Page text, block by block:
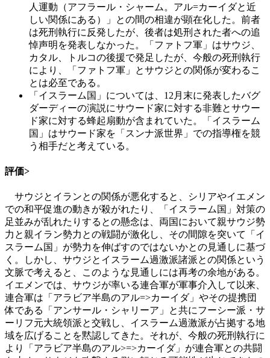
人運動（アフラール・シャーム。アル=カーイダと近
しい関係にある）」との間の相違が顕在化した。前者
は死刑執行に反発したが、後者は処刑された者への追
悼声明を発表しなかった。「ファトフ軍」はサウジ、
カタル、トルコの後援で発足したが、今般の死刑執行
により、「ファトフ軍」とサウジとの関係が変わるこ
とは必至である。
「イスラーム国」については、12月末に発表したバグ
ダーディーの演説にサウード家に対する非難とサウー
ド家に対する蜂起扇動が含まれていた。「イスラーム
国」はサウード家を「スンナ派世界」での指導権を競
う相手だと考えている。
評価>
サウジとイランとの関係が悪化すると、シリアやイエメン
での和平促進の動きが殺がれたり、「イスラーム国」対策の
足並みが乱れたりするとの懸念は、両国において親サウジ勢
力と親イラン勢力との戦闘が激化し、その間隙を突いて「イ
スラーム国」が勢力を伸ばすのではないかとの見通しに基づ
く。しかし、サウジとイスラーム過激派諸派との関係という
文脈で考えると、このような見通しには再考の余地がある。
イエメンでは、サウジが率いる連合軍が軍事介入して以来、
連合軍は「アラビア半島のアル=>カーイダ」やその提携団
体である「アンサール・シャリーア」と共にフーシー派・サ
ーリフ元大統領派と交戦し、イスラーム過激派が占拠する地
域を広げることを黙認してきた。それが、今般の死刑執行に
より「アラビア半島のアル>=>カーイダ」が連合軍との共闘